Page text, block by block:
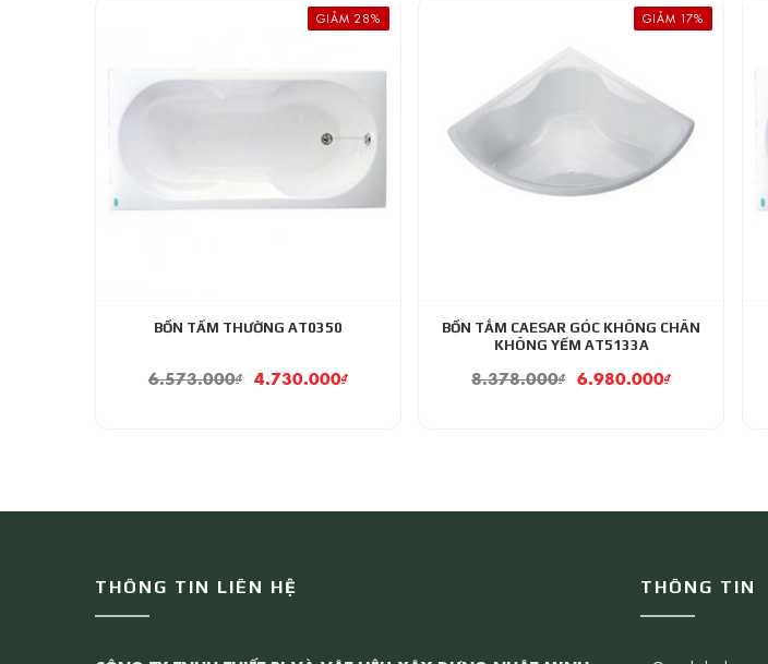
GIẢM 28%
BỒN TẤM THƯỜNG AT0350
6.573.000₫ 4.730.000₫
GIẢM 17%
BỒN TẮM CAESAR GÓC KHÔNG CHÂN
KHÔNG YẾM AT5133A
8.378.000₫ 6.980.000₫
THÔNG TIN LIÊN HỆ THÔNG TIN